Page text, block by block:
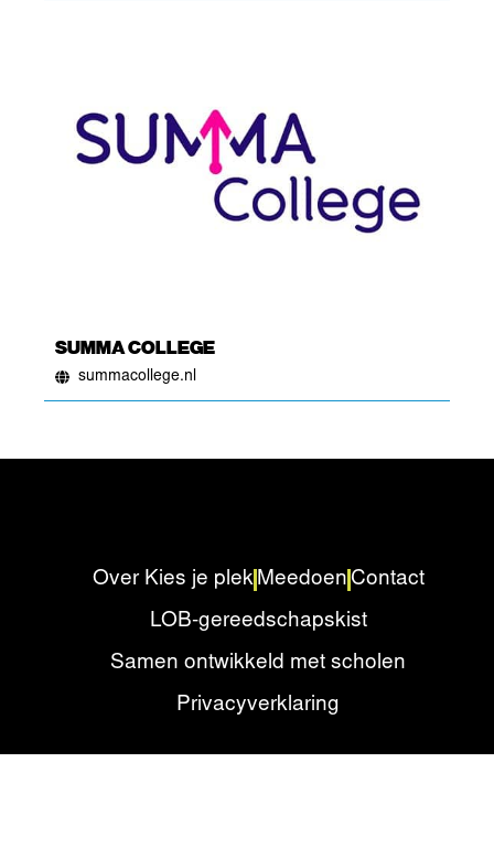
SUMMA COLLEGE
summacollege.nl
Over Kies je plek Meedoen Contact
LOB-gereedschapskist
Samen ontwikkeld met scholen
Privacyverklaring